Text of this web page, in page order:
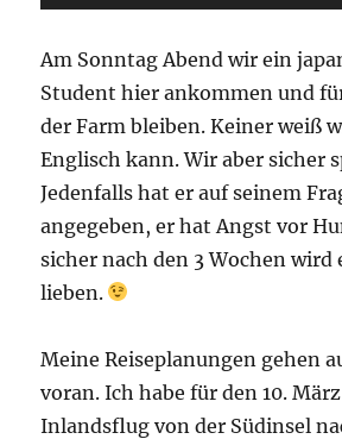
Am Sonntag Abend wir ein
Student hier ankommen und
der Farm bleiben. Keiner weiß
Englisch kann. Wir aber sicher
Jedenfalls hat er auf seinem
angegeben, er hat Angst vor
sicher nach den 3 Wochen wird
lieben.
Meine Reiseplanungen gehen
voran. Ich habe für den 10.
Inlandsflug von der Südinsel